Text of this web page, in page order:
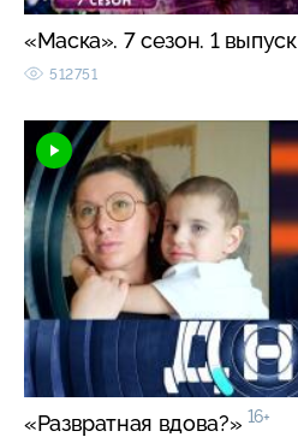
«Маска». 7 сезон. 1 выпуск
512751
«Развратная вдова?» 16+